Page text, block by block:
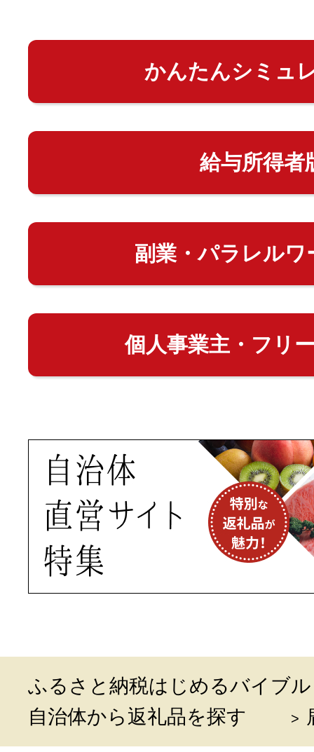
かんたんシミュ
給与所得者
副業・パラレルワ
個人事業主・フリ
ふるさと納税はじめるバイブル
自治体から返礼品を探す